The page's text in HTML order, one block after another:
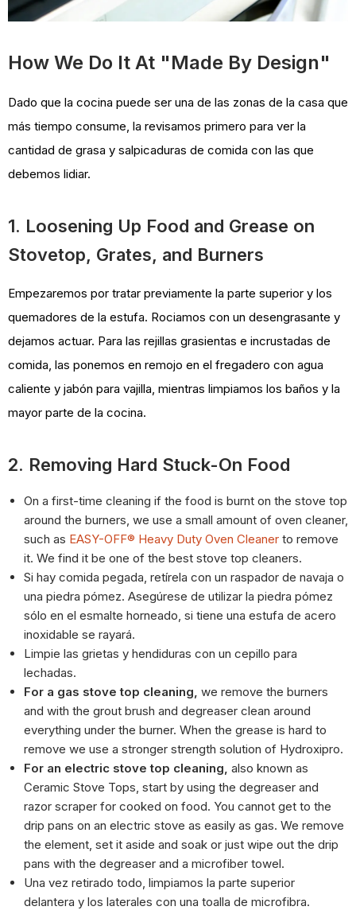
How We Do It At "Made By Design"
Dado que la cocina puede ser una de las zonas de la casa que
más tiempo consume, la revisamos primero para ver la
cantidad de grasa y salpicaduras de comida con las que
debemos lidiar.
1. Loosening Up Food and Grease on
Stovetop, Grates, and Burners
Empezaremos por tratar previamente la parte superior y los
quemadores de la estufa. Rociamos con un desengrasante y
dejamos actuar. Para las rejillas grasientas e incrustadas de
comida, las ponemos en remojo en el fregadero con agua
caliente y jabón para vajilla, mientras limpiamos los baños y la
mayor parte de la cocina.
2. Removing Hard Stuck-On Food
On a first-time cleaning if the food is burnt on the stove top
around the burners, we use a small amount of oven cleaner,
such as EASY-OFF® Heavy Duty Oven Cleaner to remove
it. We find it be one of the best stove top cleaners.
Si hay comida pegada, retírela con un raspador de navaja o
una piedra pómez. Asegúrese de utilizar la piedra pómez
sólo en el esmalte horneado, si tiene una estufa de acero
inoxidable se rayará.
Limpie las grietas y hendiduras con un cepillo para
lechadas.
For a gas stove top cleaning, we remove the burners
and with the grout brush and degreaser clean around
everything under the burner. When the grease is hard to
remove we use a stronger strength solution of Hydroxipro.
For an electric stove top cleaning, also known as
Ceramic Stove Tops, start by using the degreaser and
razor scraper for cooked on food. You cannot get to the
drip pans on an electric stove as easily as gas. We remove
the element, set it aside and soak or just wipe out the drip
pans with the degreaser and a microfiber towel.
Una vez retirado todo, limpiamos la parte superior
delantera y los laterales con una toalla de microfibra.